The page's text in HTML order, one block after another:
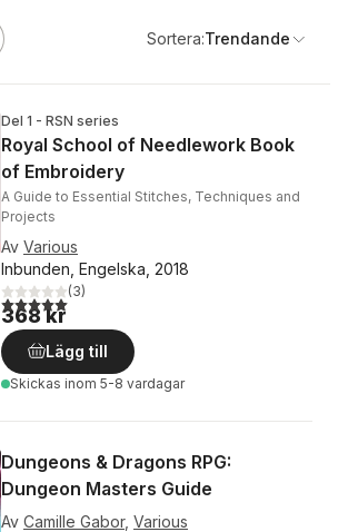
Sortera:Trendande
Del 1 - RSN series
Royal School of Needlework Book
of Embroidery
A Guide to Essential Stitches, Techniques and
Projects
Av Various
Inbunden, Engelska, 2018
5,0utav 5 stjärnor. Totalt antal röster:
(3)
368 kr
Lägg till
Skickas inom 5-8 vardagar
Dungeons & Dragons RPG:
Dungeon Masters Guide
Av Camille Gabor, Various